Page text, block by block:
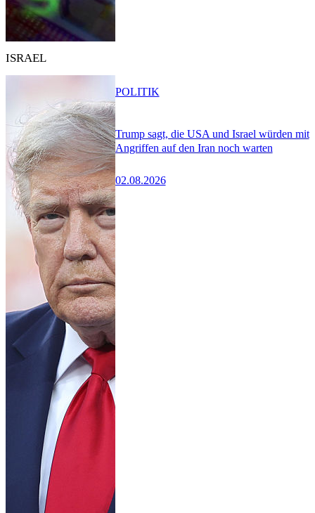
ISRAEL
Trump sagt, die USA und Israel würden mit
Angriffen auf den Iran noch warten
02.08.2026
POLITIK